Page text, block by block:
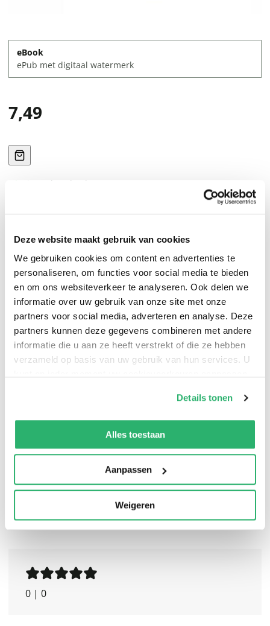
Deze website maakt gebruik van cookies
We gebruiken cookies om content en advertenties te
personaliseren, om functies voor social media te bieden
en om ons websiteverkeer te analyseren. Ook delen we
informatie over uw gebruik van onze site met onze
partners voor social media, adverteren en analyse. Deze
partners kunnen deze gegevens combineren met andere
informatie die u aan ze heeft verstrekt of die ze hebben
verzameld op basis van uw gebruik van hun services. U
kunnen ontvangen en verwerken.
Details tonen
Alles toestaan
Aanpassen
Weigeren
eBook
ePub met digitaal watermerk
7,49
Direct downloaden
te komen. Ouders hebben de roeping én het voorrecht
om hun kinderen van jongs af aan bij Jezus te brengen,
met het verlangen dat ze Hem door genade leren
kennen en volgen. Dat gebeurt niet alleen binnen het
gezin. De héle kerkelijke gemeente is hierbij betrokken
en ook op school leren kinderen omgaan met
geloofsvragen. Aan de hand van praktische
voorbeelden zoeken de auteurs naar een Bijbelse
ambtsdragers, kinderwerkers en leerkrachten op
basisscholen krijgen hier een gefundeerde handreiking
voor verdere verwerking en bezinning.
0 | 0